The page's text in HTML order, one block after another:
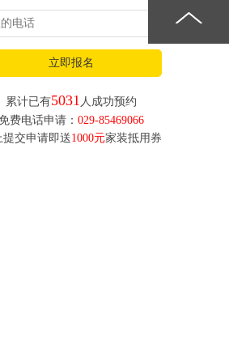
立即报名
累计已有5031 人成功预约
费电话申请： 029-85469066
提交申请即送1000元家装抵用券